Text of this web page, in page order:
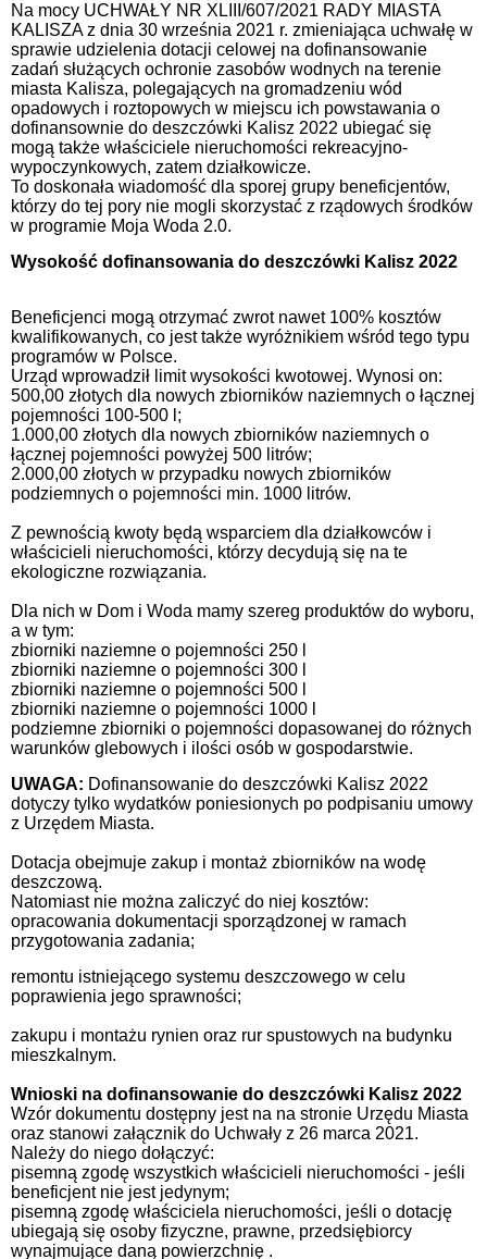
Na mocy UCHWAŁY NR XLIII/607/2021 RADY MIASTA
KALISZA z dnia 30 września 2021 r. zmieniająca uchwałę w
sprawie udzielenia dotacji celowej na dofinansowanie
zadań służących ochronie zasobów wodnych na terenie
miasta Kalisza, polegających na gromadzeniu wód
opadowych i roztopowych w miejscu ich powstawania o
dofinansownie do deszczówki Kalisz 2022 ubiegać się
mogą także właściciele nieruchomości rekreacyjno-
wypoczynkowych, zatem działkowicze.
To doskonała wiadomość dla sporej grupy beneficjentów,
którzy do tej pory nie mogli skorzystać z rządowych środków
w programie Moja Woda 2.0.
Wysokość dofinansowania do deszczówki Kalisz 2022
Beneficjenci mogą otrzymać zwrot nawet 100% kosztów
kwalifikowanych, co jest także wyróżnikiem wśród tego typu
programów w Polsce.
Urząd wprowadził limit wysokości kwotowej. Wynosi on:
500,00 złotych dla nowych zbiorników naziemnych o łącznej
pojemności 100-500 l;
1.000,00 złotych dla nowych zbiorników naziemnych o
łącznej pojemności powyżej 500 litrów;
2.000,00 złotych w przypadku nowych zbiorników
podziemnych o pojemności min. 1000 litrów.
Z pewnością kwoty będą wsparciem dla działkowców i
właścicieli nieruchomości, którzy decydują się na te
ekologiczne rozwiązania.
Dla nich w Dom i Woda mamy szereg produktów do wyboru,
a w tym:
zbiorniki naziemne o pojemności 250 l
zbiorniki naziemne o pojemności 300 l
zbiorniki naziemne o pojemności 500 l
zbiorniki naziemne o pojemności 1000 l
podziemne zbiorniki o pojemności dopasowanej do różnych
warunków glebowych i ilości osób w gospodarstwie.
UWAGA: Dofinansowanie do deszczówki Kalisz 2022
dotyczy tylko wydatków poniesionych po podpisaniu umowy
z Urzędem Miasta.
Dotacja obejmuje zakup i montaż zbiorników na wodę
deszczową.
Natomiast nie można zaliczyć do niej kosztów:
opracowania dokumentacji sporządzonej w ramach
przygotowania zadania;
remontu istniejącego systemu deszczowego w celu
poprawienia jego sprawności;
zakupu i montażu rynien oraz rur spustowych na budynku
mieszkalnym.
Wnioski na dofinansowanie do deszczówki Kalisz 2022
Wzór dokumentu dostępny jest na na stronie Urzędu Miasta
oraz stanowi załącznik do Uchwały z 26 marca 2021.
Należy do niego dołączyć:
pisemną zgodę wszystkich właścicieli nieruchomości - jeśli
beneficjent nie jest jedynym;
pisemną zgodę właściciela nieruchomości, jeśli o dotację
ubiegają się osoby fizyczne, prawne, przedsiębiorcy
wynajmujące daną powierzchnię .